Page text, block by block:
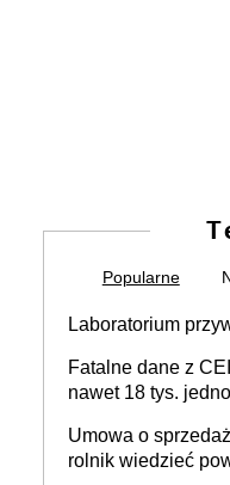
Popularne
Laboratorium
Fatalne dane z
nawet 18 tys.
Umowa o
rolnik wiedzieć